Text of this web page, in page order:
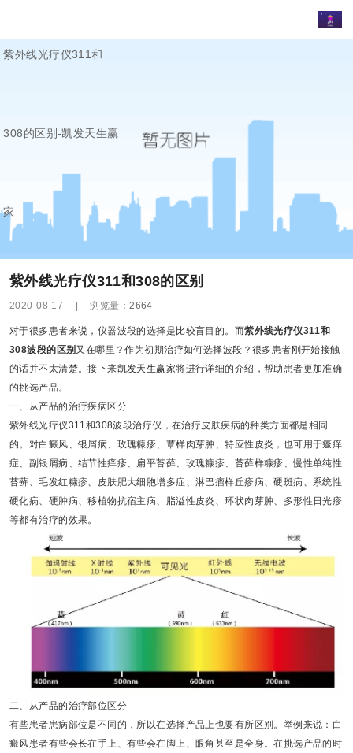
紫外线光疗仪311和
308的区别-凯发天生赢
家
紫外线光疗仪311和308的区别
2020-08-17 浏览量：2664
对于很多患者来说，仪器波段的选择是比较盲目的。而紫外线光疗仪311和
308波段的区别 又在哪里？作为初期治疗如何选择波段？很多患者刚开始接触
的话并不太清楚。接下来凯发天生赢家将进行详细的介绍，帮助患者更加准确
的挑选产品。
一、 从产品的治疗疾病区分
紫外线光疗仪311和308波段治疗仪，在治疗皮肤疾病的种类方面都是相同
的。对白癜风、银屑病、玫瑰糠疹、 蕈样肉芽肿、特应性皮炎，也可用于瘙痒
症、副银屑病、结节性痒疹、扁平苔藓、玫瑰糠疹、苔藓样糠疹、慢性单纯性
苔藓、毛发红糠疹、皮肤肥大细胞增多症、淋巴瘤样丘疹病、硬斑病、系统性
硬化病、硬肿病、移植物抗宿主病、脂溢性皮炎、环状肉芽肿、多形性日光疹
等都有治疗的效果。
二、
从产品的治疗部位区分
有些患者患病部位是不同的，所以在选择产品上也要有所区别。举例来说：白
癜风患者有些会长在手上、有些会在脚上、眼角甚至是全身。在挑选产品的时